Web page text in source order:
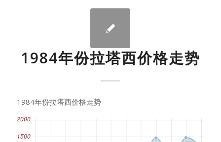
1984年份拉塔西价格走势
1984年份拉塔西价格走势